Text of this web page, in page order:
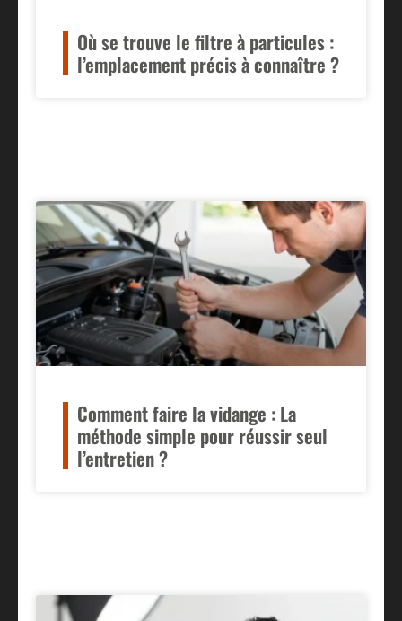
Où se trouve le filtre à particules :
l’emplacement précis à connaître ?
Comment faire la vidange : La
méthode simple pour réussir seul
l’entretien ?